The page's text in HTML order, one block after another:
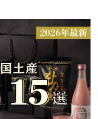
（聖水）【〜